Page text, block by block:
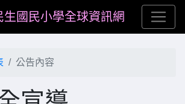
生國民小學全球資訊網
公告內容